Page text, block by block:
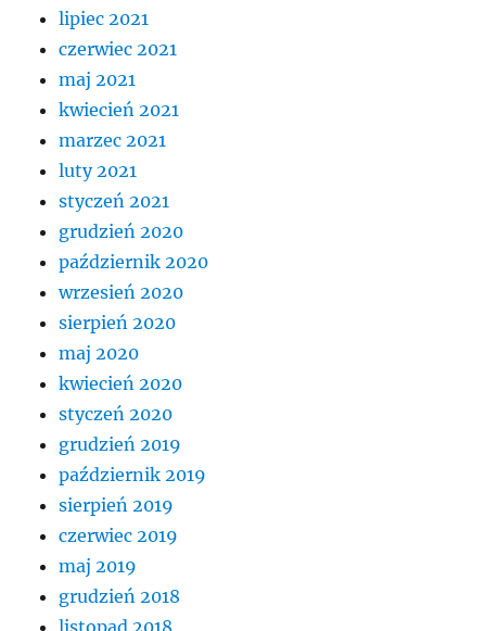
lipiec 2021
czerwiec 2021
maj 2021
kwiecień 2021
marzec 2021
luty 2021
styczeń 2021
grudzień 2020
październik 2020
wrzesień 2020
sierpień 2020
maj 2020
kwiecień 2020
styczeń 2020
grudzień 2019
październik 2019
sierpień 2019
czerwiec 2019
maj 2019
grudzień 2018
listopad 2018